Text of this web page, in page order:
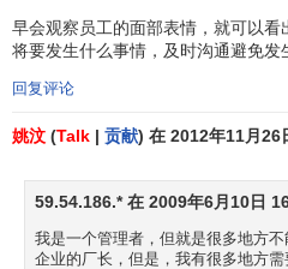
早会观察员工的面部表情，就可以
将要发生什么事情，及时沟通避免发
回复评论
姚汶 (Talk | 贡献) 在 2012年11月26
59.54.186.* 在 2009年6月10日
我是一个管理者，但就是很多地方
企业的厂长，但是，我有很多地方